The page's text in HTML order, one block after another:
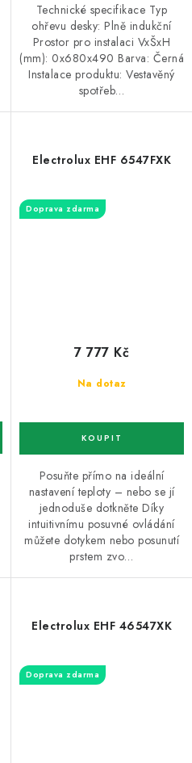
Technické specifikace Typ
ohřevu desky: Plně indukční
Prostor pro instalaci VxŠxH
(mm): 0x680x490 Barva: Černá
Instalace produktu: Vestavěný
spotřeb…
Electrolux EHF 6547FXK
Doprava zdarma
Na dotaz
7 777 Kč
Posuňte přímo na ideální
nastavení teploty – nebo se jí
jednoduše dotkněte Díky
intuitivnímu posuvné ovládání
můžete dotykem nebo posunutí
prstem zvo…
Electrolux EHF 46547XK
Doprava zdarma